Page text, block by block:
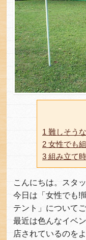
1 難しそう
2 女性でも
3 組み立て
こんにちは。スタ
今日は「女性でも!
テント」について
最近は色んなイベ
店されているのを